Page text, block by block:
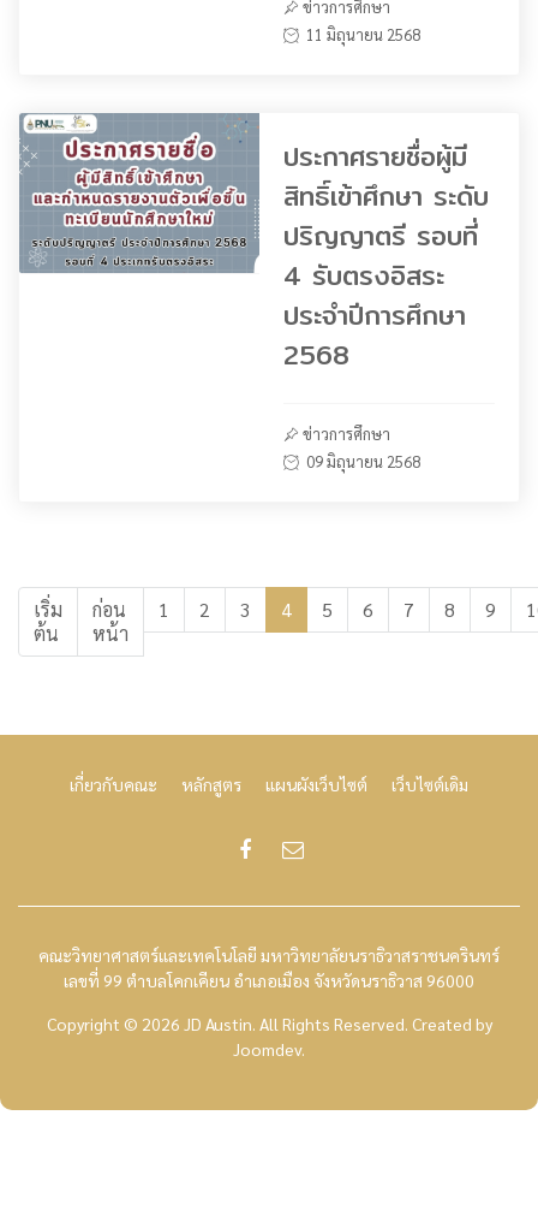
ข่าวการศึกษา
11 มิถุนายน 2568
ประกาศรายชื่อผู้มี
สิทธิ์เข้าศึกษา ระดับ
ปริญญาตรี รอบที่
4 รับตรงอิสระ
ประจำปีการศึกษา
2568
ข่าวการศึกษา
09 มิถุนายน 2568
เริ่ม
ต้น
ก่อน
หน้า
1 2 3 4 5 6 7 8 9
เกี่ยวกับคณะ หลักสูตร แผนผังเว็บไซต์ เว็บไซต์เดิม
คณะวิทยาศาสตร์และเทคโนโลยี มหาวิทยาลัยนราธิวาสราชนครินทร์
เลขที่ 99 ตำบลโคกเคียน อำเภอเมือง จังหวัดนราธิวาส 96000
Copyright © 2026 JD Austin. All Rights Reserved. Created by
Joomdev.